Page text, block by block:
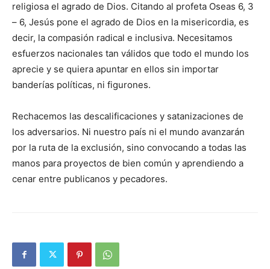
religiosa el agrado de Dios. Citando al profeta Oseas 6, 3
– 6, Jesús pone el agrado de Dios en la misericordia, es
decir, la compasión radical e inclusiva. Necesitamos
esfuerzos nacionales tan válidos que todo el mundo los
aprecie y se quiera apuntar en ellos sin importar
banderías políticas, ni figurones.
Rechacemos las descalificaciones y satanizaciones de
los adversarios. Ni nuestro país ni el mundo avanzarán
por la ruta de la exclusión, sino convocando a todas las
manos para proyectos de bien común y aprendiendo a
cenar entre publicanos y pecadores.